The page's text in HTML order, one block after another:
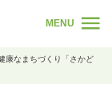
MENU
康なまちづくり「さかど